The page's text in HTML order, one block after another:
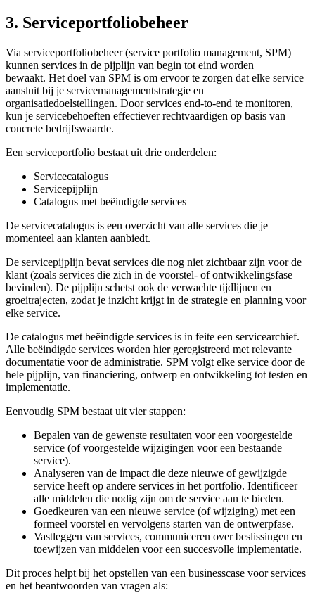
3. Serviceportfoliobeheer
Via serviceportfoliobeheer (service portfolio management, SPM)
kunnen services in de pijplijn van begin tot eind worden
bewaakt. Het doel van SPM is om ervoor te zorgen dat elke service
aansluit bij je servicemanagementstrategie en
organisatiedoelstellingen. Door services end-to-end te monitoren,
kun je servicebehoeften effectiever rechtvaardigen op basis van
concrete bedrijfswaarde.
Een serviceportfolio bestaat uit drie onderdelen:
Servicecatalogus
Servicepijplijn
Catalogus met beëindigde services
De servicecatalogus is een overzicht van alle services die je
momenteel aan klanten aanbiedt.
De servicepijplijn bevat services die nog niet zichtbaar zijn voor de
klant (zoals services die zich in de voorstel- of ontwikkelingsfase
bevinden). De pijplijn schetst ook de verwachte tijdlijnen en
groeitrajecten, zodat je inzicht krijgt in de strategie en planning voor
elke service.
De catalogus met beëindigde services is in feite een servicearchief.
Alle beëindigde services worden hier geregistreerd met relevante
documentatie voor de administratie. SPM volgt elke service door de
hele pijplijn, van financiering, ontwerp en ontwikkeling tot testen en
implementatie.
Eenvoudig SPM bestaat uit vier stappen:
Bepalen van de gewenste resultaten voor een voorgestelde
service (of voorgestelde wijzigingen voor een bestaande
service).
Analyseren van de impact die deze nieuwe of gewijzigde
service heeft op andere services in het portfolio. Identificeer
alle middelen die nodig zijn om de service aan te bieden.
Goedkeuren van een nieuwe service (of wijziging) met een
formeel voorstel en vervolgens starten van de ontwerpfase.
Vastleggen van services, communiceren over beslissingen en
toewijzen van middelen voor een succesvolle implementatie.
Dit proces helpt bij het opstellen van een businesscase voor services
en het beantwoorden van vragen als: